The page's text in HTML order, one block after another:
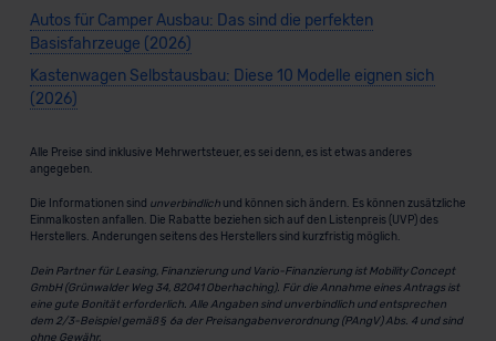
Autos für Camper Ausbau: Das sind die perfekten
Basisfahrzeuge (2026)
Kastenwagen Selbstausbau: Diese 10 Modelle eignen sich
(2026)
Alle Preise sind inklusive Mehrwertsteuer, es sei denn, es ist etwas anderes
angegeben.
Die Informationen sind unverbindlichund können sich ändern. Es können zusätzliche
Einmalkosten anfallen. Die Rabatte beziehen sich auf den Listenpreis (UVP) des
Herstellers. Änderungen seitens des Herstellers sind kurzfristig möglich.
Dein Partner für Leasing, Finanzierung und Vario-Finanzierung ist Mobility Concept
GmbH (Grünwalder Weg 34, 82041 Oberhaching). Für die Annahme eines Antrags ist
eine gute Bonität erforderlich. Alle Angaben sind unverbindlich und entsprechen
dem 2/3-Beispiel gemäß § 6a der Preisangabenverordnung (PAngV) Abs. 4 und sind
ohne Gewähr.